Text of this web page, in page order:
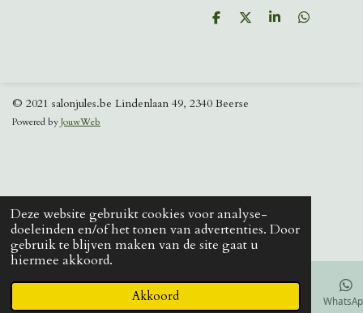
Deze website gebruikt cookies voor analyse-
doeleinden en/of het tonen van advertenties. Door
gebruik te blijven maken van de site gaat u
hiermee akkoord.
Akkoord
D
D
S
D
© 2021 salonjules.be Lindenlaan 49, 2340 Beerse
Powered byJouwWeb
Telefoonnummer